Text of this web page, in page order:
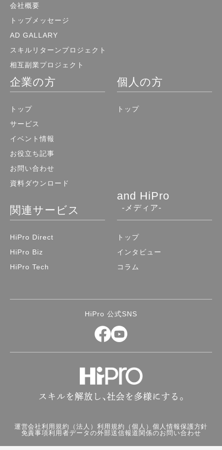
HiPro 公式SNS
会社概要
トップメッセージ
AD GALLARY
スキルリターンプロジェクト
相互副業プロジェクト
企業の方
トップ
サービス
イベント情報
お役立ち記事
お問い合わせ
資料ダウンロード
個人の方
トップ
関連サービス
HiPro Direct
HiPro Biz
HiPro Tech
and HiPro
-メディア-
トップ
インタビュー
コラム
運営会社利用規約（法人）利用規約（個人） 個人情報保護方針
免責事項利用者データの外部送信報道関係のお問い合わせ